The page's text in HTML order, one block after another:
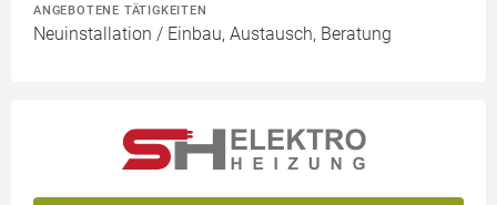
ANGEBOTENE TÄTIGKEITEN
Neuinstallation / Einbau, Austausch, Beratung